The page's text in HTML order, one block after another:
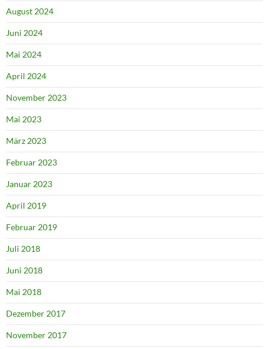
August 2024
Juni 2024
Mai 2024
April 2024
November 2023
Mai 2023
März 2023
Februar 2023
Januar 2023
April 2019
Februar 2019
Juli 2018
Juni 2018
Mai 2018
Dezember 2017
November 2017